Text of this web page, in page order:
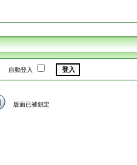
自動登入
版面已被鎖定